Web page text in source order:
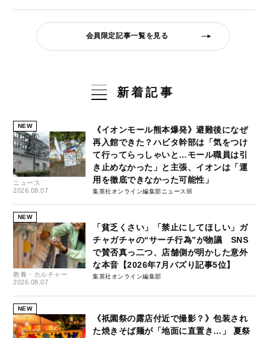
会員限定記事一覧を見る
新着記事
NEW
ニュース
2026.08.07
《イオンモール熊本爆発》避難後になぜ
再入館できた？ハビタ幹部は「気をつけ
て行ってらっしゃいと…モール職員は引
き止めなかった」と主張、イオンは「運
用を徹底できなかった可能性」
集英社オンライン編集部ニュース班
NEW
教養・カルチャー
2026.08.07
「貧乏くさい」「禁止にしてほしい」ガ
チャガチャの“サーチ行為”が物議 SNS
で賛否真っ二つ、店舗側が明かした意外
な本音【2026年7月バズり記事5位】
集英社オンライン編集部
NEW
《祇園祭の露店付近で撮影？》包装され
た焼きそば麺が「地面に直置き…」 夏祭